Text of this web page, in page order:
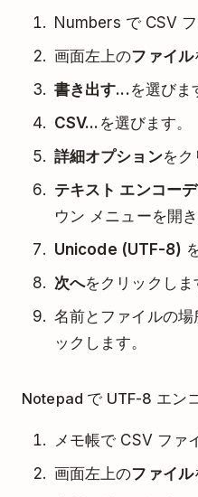
Numbers で CSV フ
画面左上のファイル
書き出す...を選びま
CSV... を選びます。
詳細オプションをク
テキスト エンコー
ウン メニューを開き
Unicode (UTF-8)
次へをクリックしま
名前とファイルの
ックします。
Notepad で UTF-8 エン
メモ帳で CSV ファ
画面左上のファイル